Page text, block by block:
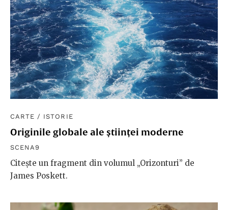
CARTE / ISTORIE
Originile globale ale științei moderne
SCENA9
Citește un fragment din volumul „Orizonturi” de
James Poskett.